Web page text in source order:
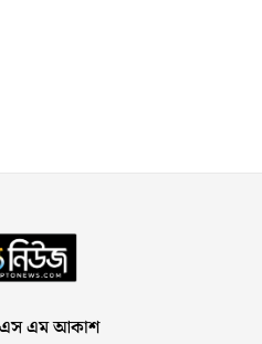
এম আকাশ